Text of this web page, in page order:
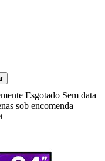
Esgotado Sem data
sob encomenda